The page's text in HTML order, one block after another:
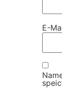
E-